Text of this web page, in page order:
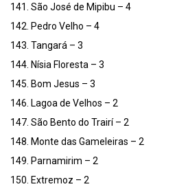
141. São José de Mipibu – 4
142. Pedro Velho – 4
143. Tangará – 3
144. Nísia Floresta – 3
145. Bom Jesus – 3
146. Lagoa de Velhos – 2
147. São Bento do Trairí – 2
148. Monte das Gameleiras – 2
149. Parnamirim – 2
150. Extremoz – 2